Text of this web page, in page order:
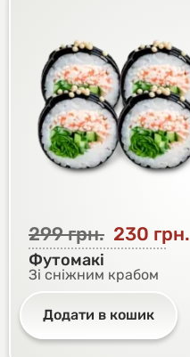
299грн. 230 грн.
Футомакі
Зі сніжним крабом
Додати в кошик